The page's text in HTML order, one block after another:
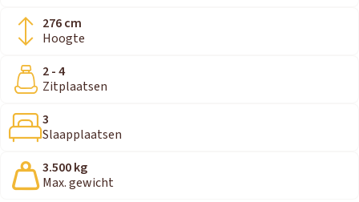
276 cm
Hoogte
2 - 4
Zitplaatsen
3
Slaapplaatsen
3.500 kg
Max. gewicht